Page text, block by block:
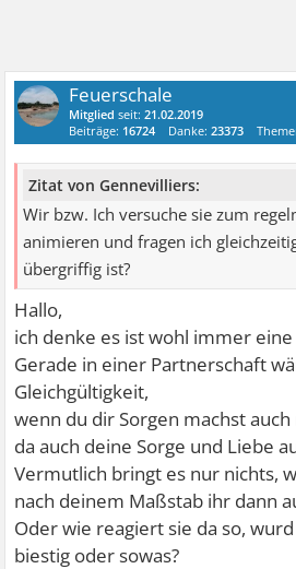
Feuerschale
Mitglied seit:21.02.2019
Beiträge: 16724 Danke:23373
Zitat von Gennevilliers:
Wir bzw. Ich versuche sie zum
animieren und fragen ich
übergriffig ist?
Hallo,
ich denke es ist wohl immer
Gerade in einer Partnerschaft
Gleichgültigkeit,
wenn du dir Sorgen machst
da auch deine Sorge und Liebe
Vermutlich bringt es nur nichts,
nach deinem Maßstab ihr dann
Oder wie reagiert sie da so,
biestig oder sowas?